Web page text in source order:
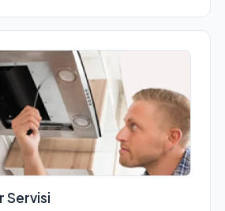
Servisi